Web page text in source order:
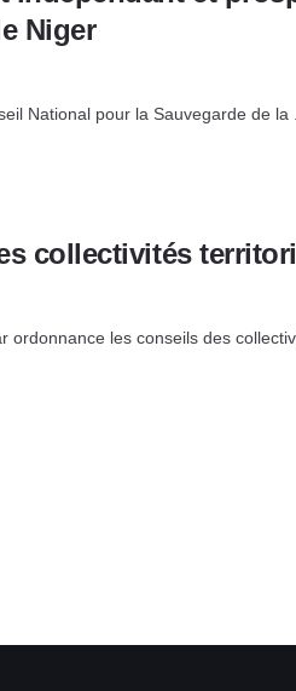
Niger
National pour la Sauvegarde de la
collectivités
les conseils des